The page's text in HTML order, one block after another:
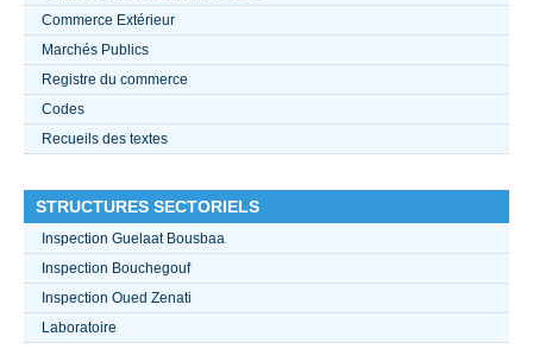
Commerce Extérieur
Marchés Publics
Registre du commerce
Codes
Recueils des textes
STRUCTURES SECTORIELS
Inspection Guelaat Bousbaa
Inspection Bouchegouf
Inspection Oued Zenati
Laboratoire